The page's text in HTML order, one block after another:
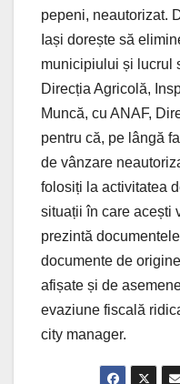
pepeni, neautorizat.
Iași dorește să
municipiului și lucrul
Direcția Agricolă,
Muncă, cu ANAF,
pentru că, pe lângă
de vânzare
folosiți la activitatea
situații în care acești
prezintă
documente de
afișate și de
evaziune fiscală
city manager.